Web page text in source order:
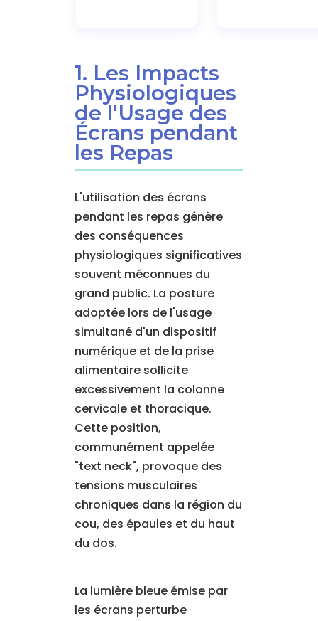
1. Les Impacts
Physiologiques
de l'Usage des
Écrans pendant
les Repas
L'utilisation des écrans
pendant les repas génère
des conséquences
physiologiques significatives
souvent méconnues du
grand public. La posture
adoptée lors de l'usage
simultané d'un dispositif
numérique et de la prise
alimentaire sollicite
excessivement la colonne
cervicale et thoracique.
Cette position,
communément appelée
"text neck", provoque des
tensions musculaires
chroniques dans la région du
cou, des épaules et du haut
du dos.
La lumière bleue émise par
les écrans perturbe